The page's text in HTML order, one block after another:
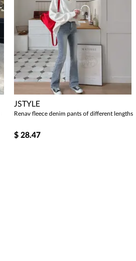
JSTYLE
Renav fleece denim pants of different lengths
$ 28.47